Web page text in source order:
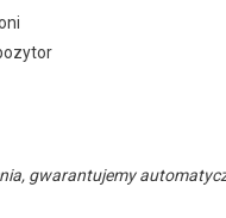
gwarantujemy